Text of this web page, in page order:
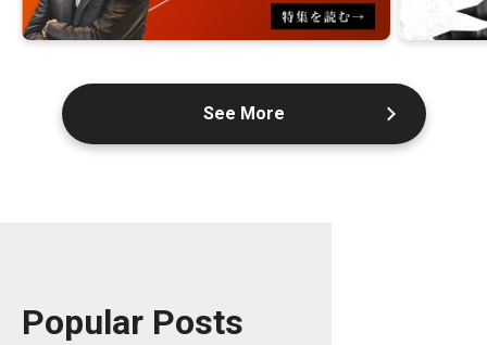
See More
Popular Posts